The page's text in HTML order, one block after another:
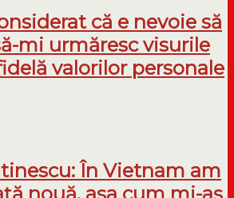
că e nevoie să
mi urmăresc visurile
valorilor personale
În Vietnam am